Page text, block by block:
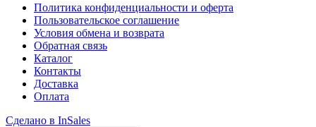
Политика конфиденциальности и оферта
Пользовательское соглашение
Условия обмена и возврата
Обратная связь
Каталог
Контакты
Доставка
Оплата
Сделано в InSales